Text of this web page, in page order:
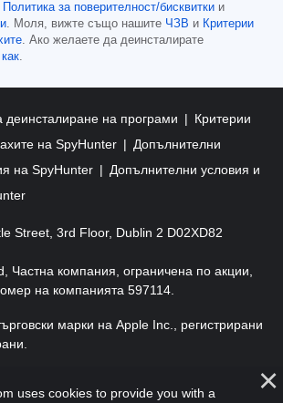
Политика за поверителност/бисквитки и
. Моля, вижте също нашите ЧЗВ и Критерии
. Ако желаете да деинсталирате
.
деинсталиране на програми
Критерии
на SpyHunter
Допълнителни
на SpyHunter
Допълнителни условия и
Street, 3rd Floor, Dublin 2 D02XD82
Частна компания, ограничена по акции,
на компанията 597114.
марки на Apple Inc., регистрирани
uses cookies to provide you with a